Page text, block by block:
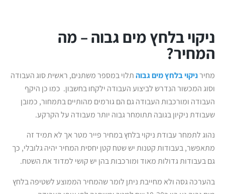
ניקוי בלחץ מים גבוה – מה
המחיר?
מחירניקוי בלחץ מים גבוהתלוי במספר משתנים, ראשית סוג העבודה
וסוג המכשור הנדרש לביצוע העבודה ילקחו בחשבון. כמו כן היקף
העבודה ומורכבות העבודה גם הם גורמים מהותיים בתמחור, כמובן
שעבודת ניקיון בגובה תתומחר גבוה יותר מעבודה על הקרקע.
נהוג לתמחר עבודת ניקוי בלחץ במחיר פייר מטר אך לא תמיד זה
מתאפשר, בעבודות קטנות יש שטח קטן יחסית המחיר יהיה גלובלי, כך
גם בעבודות גדולות מאוד ומורכבות בהן יש קושי למדוד את השטח.
בהערכה גסה ולא מחייבת ניתן לומר שהמחיר הממוצע לשטיפה בלחץ